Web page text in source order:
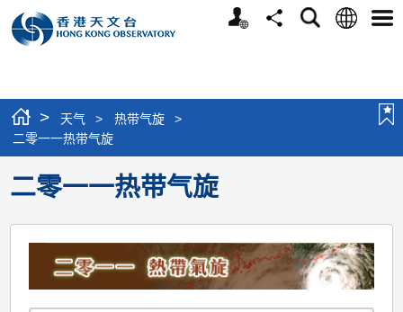
个
分
搜
语
选
> 天气 > 热带气旋
>
二零一一热带气旋
二零一一热带气旋